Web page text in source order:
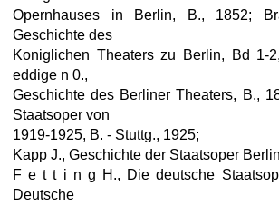
Opernhauses in Berlin, B., 1852;
Geschichte des
Koniglichen Theaters zu Berlin, Bd 1-
eddige n 0.,
Geschichte des Berliner Theaters, B.,
Staatsoper von
1919-1925, B. - Stuttg., 1925;
Kapp J., Geschichte der Staatsoper
F e t t i n g H., Die deutsche
Deutsche